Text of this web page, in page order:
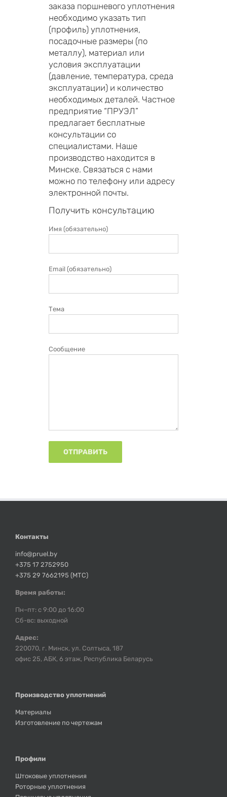
заказа поршневого уплотнения
необходимо указать тип
(профиль) уплотнения,
посадочные размеры (по
металлу), материал или
условия эксплуатации
(давление, температура, среда
эксплуатации) и количество
необходимых деталей. Частное
предприятие “ПРУЭЛ”
предлагает бесплатные
консультации со
специалистами. Наше
производство находится в
Минске. Связаться с нами
можно по телефону или адресу
электронной почты.
Получить консультацию
Имя (обязательно)
Email (обязательно)
Тема
Сообщение
Контакты
info@pruel.by
+375 17 2752950
+375 29 7662195 (МТС)
Время работы:
Пн–пт: с 9:00 до 16:00
Сб-вс: выходной
Адрес:
220070, г. Минск, ул. Солтыса, 187
офис 25, АБК, 6 этаж, Республика Беларусь
Производство уплотнений
Материалы
Изготовление по чертежам
Профили
Штоковые уплотнения
Роторные уплотнения